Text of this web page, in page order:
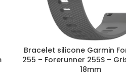
Bracelet silicone Garmin
255 – Forerunner 255S –
18mm